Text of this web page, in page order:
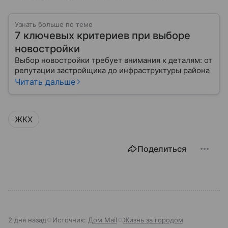
Узнать больше по теме
7 ключевых критериев при выборе
новостройки
Выбор новостройки требует внимания к деталям: от
репутации застройщика до инфраструктуры района
Читать дальше
ЖКХ
Поделиться
2 дня назад Источник: Дом Mail Жизнь за городом